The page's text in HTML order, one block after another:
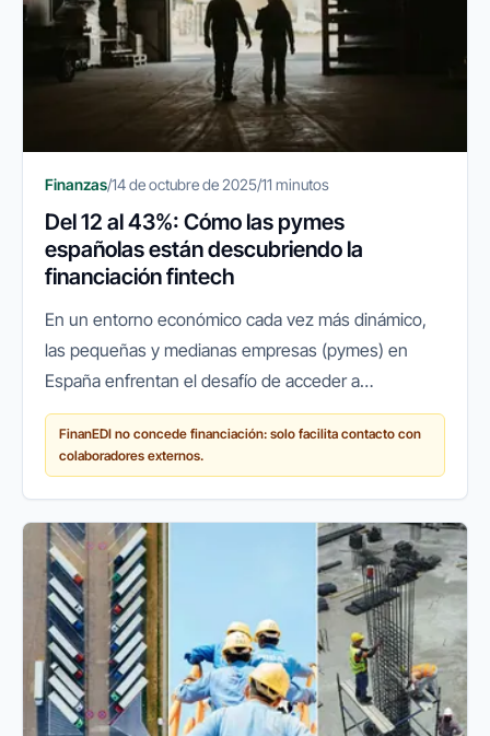
Finanzas/14 de octubre de 2025/11 minutos
Del 12 al 43%: Cómo las pymes
españolas están descubriendo la
financiación fintech
En un entorno económico cada vez más dinámico,
las pequeñas y medianas empresas (pymes) en
España enfrentan el desafío de acceder a
financiación ágil y flexible para crecer, innovar o
simplemente mantener sus...
FinanEDI no concede financiación: solo facilita contacto con
colaboradores externos.